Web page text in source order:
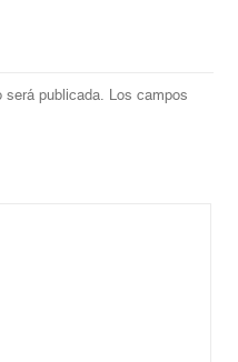
será publicada. Los campos